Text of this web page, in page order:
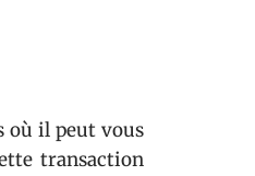
où il peut vous
transaction